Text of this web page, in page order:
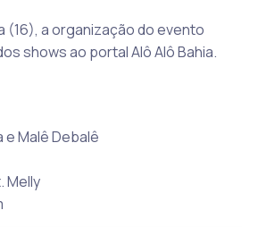
(16), a organização do evento
shows ao portal Alô Alô Bahia.
e Malê Debalê
Melly